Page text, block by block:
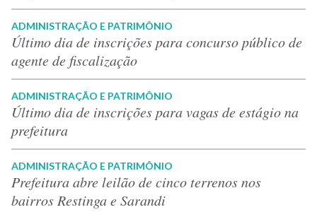
ADMINISTRAÇÃO E PATRIMÔNIO
Último dia de inscrições para concurso público de
agente de fiscalização
ADMINISTRAÇÃO E PATRIMÔNIO
Último dia de inscrições para vagas de estágio na
prefeitura
ADMINISTRAÇÃO E PATRIMÔNIO
Prefeitura abre leilão de cinco terrenos nos
bairros Restinga e Sarandi